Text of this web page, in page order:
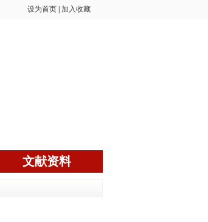
设为首页 加入收藏
文献资料